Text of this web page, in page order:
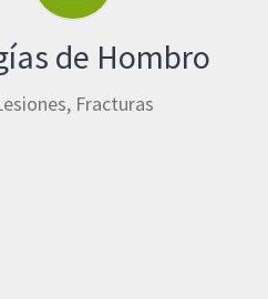
de Hombro
Fracturas